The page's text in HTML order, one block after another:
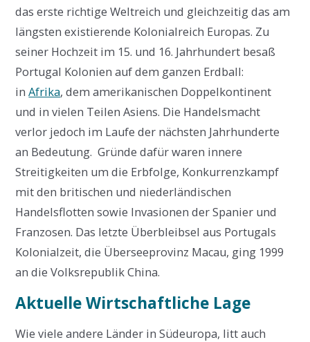
das erste richtige Weltreich und gleichzeitig das am
längsten existierende Kolonialreich Europas. Zu
seiner Hochzeit im 15. und 16. Jahrhundert besaß
Portugal Kolonien auf dem ganzen Erdball:
inAfrika, dem amerikanischen Doppelkontinent
und in vielen Teilen Asiens. Die Handelsmacht
verlor jedoch im Laufe der nächsten Jahrhunderte
an Bedeutung. Gründe dafür waren innere
Streitigkeiten um die Erbfolge, Konkurrenzkampf
mit den britischen und niederländischen
Handelsflotten sowie Invasionen der Spanier und
Franzosen. Das letzte Überbleibsel aus Portugals
Kolonialzeit, die Überseeprovinz Macau, ging 1999
an die Volksrepublik China.
Aktuelle Wirtschaftliche Lage
Wie viele andere Länder in Südeuropa, litt auch